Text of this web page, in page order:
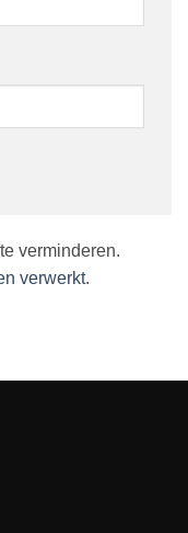
verminderen.
verwerkt.